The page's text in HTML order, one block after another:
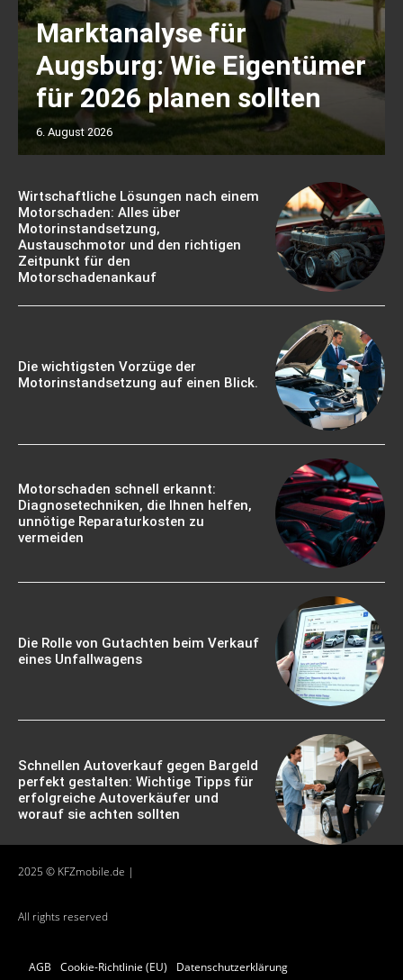
Marktanalyse für
Augsburg: Wie Eigentümer
für 2026 planen sollten
6. August 2026
Wirtschaftliche Lösungen nach einem
Motorschaden: Alles über
Motorinstandsetzung,
Austauschmotor und den richtigen
Zeitpunkt für den
Motorschadenankauf
Die wichtigsten Vorzüge der
Motorinstandsetzung auf einen Blick.
Motorschaden schnell erkannt:
Diagnosetechniken, die Ihnen helfen,
unnötige Reparaturkosten zu
vermeiden
Die Rolle von Gutachten beim Verkauf
eines Unfallwagens
Schnellen Autoverkauf gegen Bargeld
perfekt gestalten: Wichtige Tipps für
erfolgreiche Autoverkäufer und
worauf sie achten sollten
2025 © KFZmobile.de |
All rights reserved
AGB Cookie-Richtlinie (EU) Datenschutzerklärung